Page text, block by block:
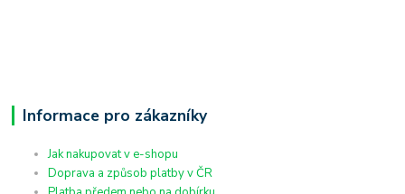
Informace pro zákazníky
Jak nakupovat v e-shopu
Doprava a způsob platby v ČR